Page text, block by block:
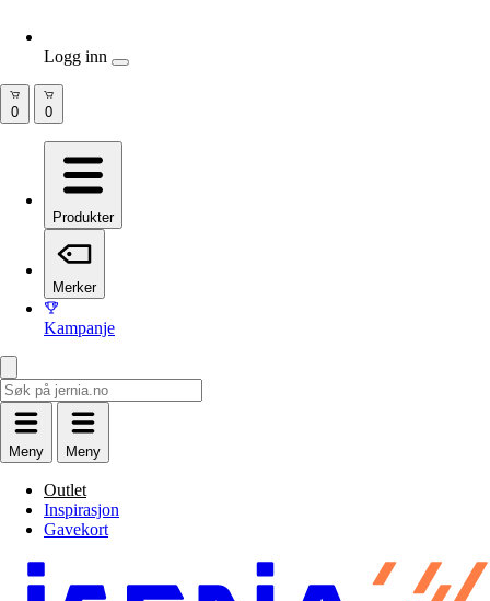
Produkter
Merker
Kampanje
Meny Meny
Outlet
Inspirasjon
Gavekort